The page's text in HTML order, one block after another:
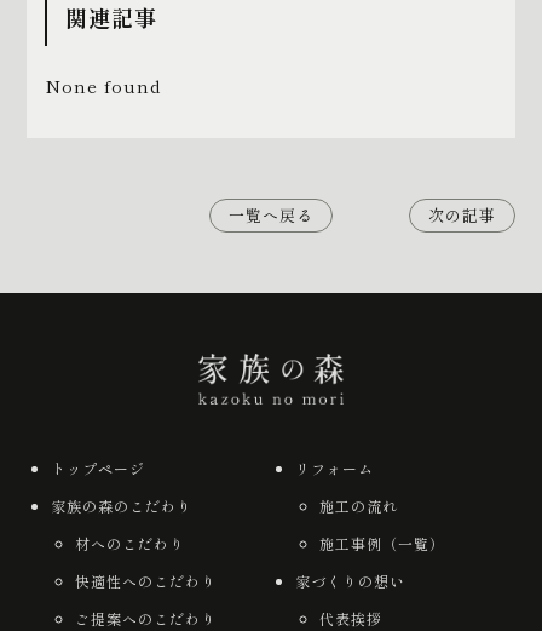
関連記事
None found
一覧へ戻る 次の記事
トップページ
家族の森のこだわり
材へのこだわり
快適性へのこだわり
ご提案へのこだわり
リフォーム
施工の流れ
施工事例（一覧）
家づくりの想い
代表挨拶